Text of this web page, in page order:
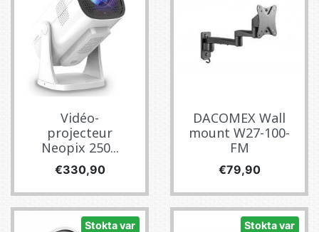
Vidéo-
projecteur
Neopix 250...
Fiyat
€330,90
DACOMEX Wall
mount W27-100-
FM
Fiyat
€79,90
Stokta var Stokta var